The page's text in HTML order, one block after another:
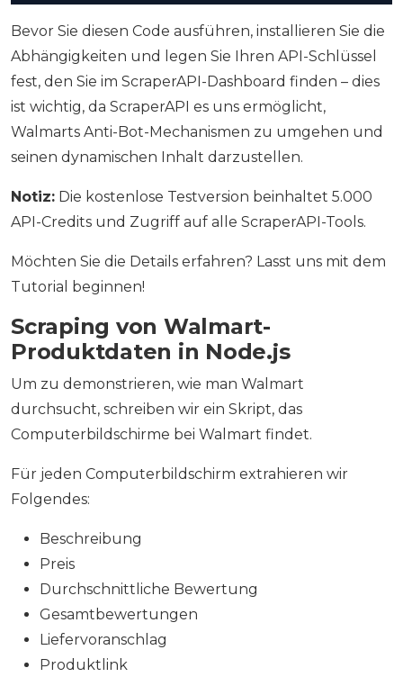
Bevor Sie diesen Code ausführen, installieren Sie die
Abhängigkeiten und legen Sie Ihren API-Schlüssel
fest, den Sie im ScraperAPI-Dashboard finden – dies
ist wichtig, da ScraperAPI es uns ermöglicht,
Walmarts Anti-Bot-Mechanismen zu umgehen und
seinen dynamischen Inhalt darzustellen.
Notiz: Die kostenlose Testversion beinhaltet 5.000
API-Credits und Zugriff auf alle ScraperAPI-Tools.
Möchten Sie die Details erfahren? Lasst uns mit dem
Tutorial beginnen!
Scraping von Walmart-
Produktdaten in Node.js
Um zu demonstrieren, wie man Walmart
durchsucht, schreiben wir ein Skript, das
Computerbildschirme bei Walmart findet.
Für jeden Computerbildschirm extrahieren wir
Folgendes:
Beschreibung
Preis
Durchschnittliche Bewertung
Gesamtbewertungen
Liefervoranschlag
Produktlink